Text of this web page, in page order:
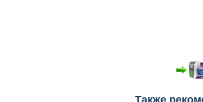
При просмотре в режиме "Читать онлайн"
Также